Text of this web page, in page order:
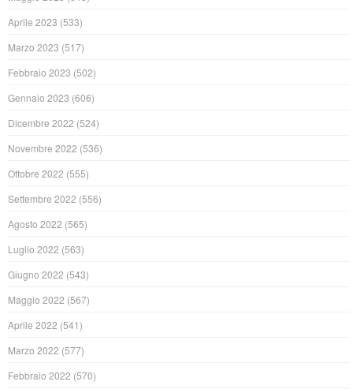
Aprile 2023 (533)
Marzo 2023 (517)
Febbraio 2023 (502)
Gennaio 2023 (606)
Dicembre 2022 (524)
Novembre 2022 (536)
Ottobre 2022 (555)
Settembre 2022 (556)
Agosto 2022 (565)
Luglio 2022 (563)
Giugno 2022 (543)
Maggio 2022 (567)
Aprile 2022 (541)
Marzo 2022 (577)
Febbraio 2022 (570)